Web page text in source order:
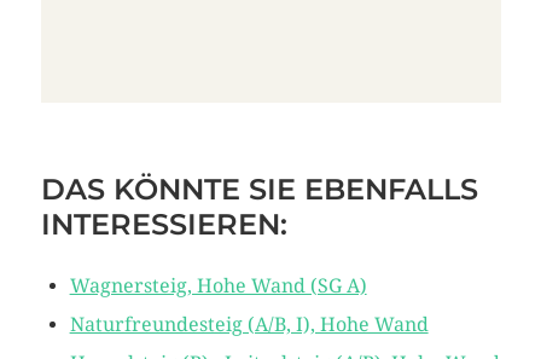
DAS KÖNNTE SIE EBENFALLS
INTERESSIEREN:
Wagnersteig, Hohe Wand (SG A)
Naturfreundesteig (A/B, I), Hohe Wand